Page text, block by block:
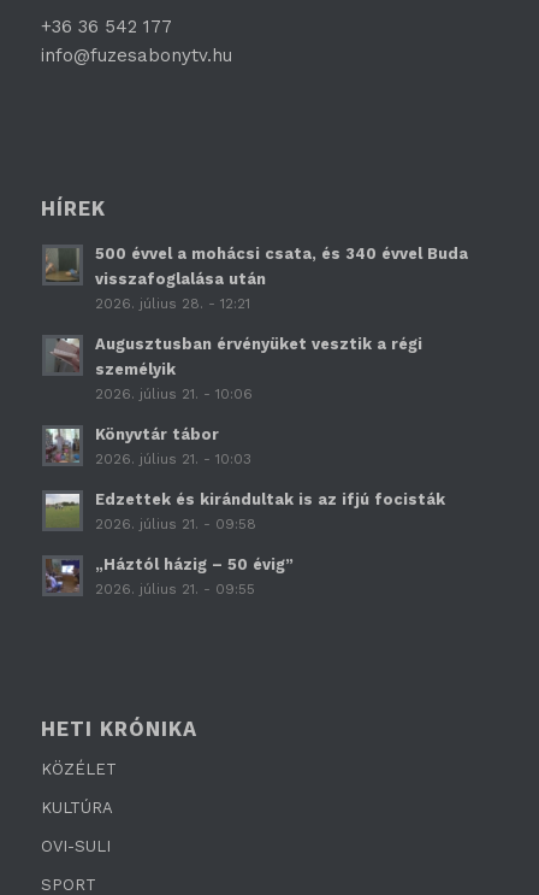
+36 36 542 177
info@fuzesabonytv.hu
HÍREK
500 évvel a mohácsi csata, és 340 évvel Buda
visszafoglalása után
2026. július 28. - 12:21
Augusztusban érvényüket vesztik a régi
személyik
2026. július 21. - 10:06
Könyvtár tábor
2026. július 21. - 10:03
Edzettek és kirándultak is az ifjú focisták
2026. július 21. - 09:58
„Háztól házig – 50 évig”
2026. július 21. - 09:55
HETI KRÓNIKA
KÖZÉLET
KULTÚRA
OVI-SULI
SPORT